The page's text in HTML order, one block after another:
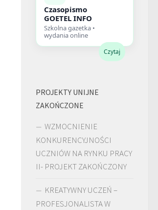
Czasopismo
GOETEL INFO
Szkolna gazetka •
wydania online
Czytaj
PROJEKTY UNIJNE
ZAKOŃCZONE
WZMOCNIENIE
KONKURENCYJNOŚCI
UCZNIÓW NA RYNKU PRACY
II- PROJEKT ZAKOŃCZONY
KREATYWNY UCZEŃ –
PROFESJONALISTA W